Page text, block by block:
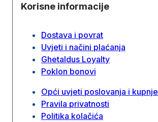
Korisne informacije
Dostava i povrat
Uvjeti i načini plaćanja
Ghetaldus Loyalty
Poklon bonovi
Opći uvjeti poslovanja i kupnje
Pravila privatnosti
Politika kolačića